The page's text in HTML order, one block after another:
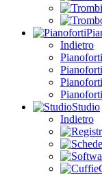
Indietro
Studio
Indietro